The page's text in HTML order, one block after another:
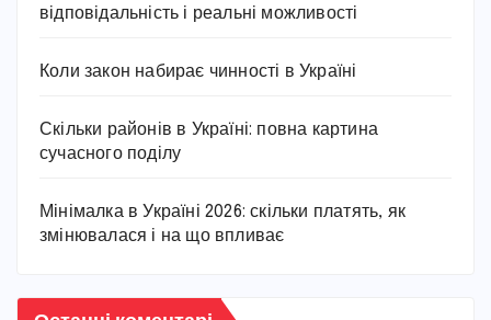
відповідальність і реальні можливості
Коли закон набирає чинності в Україні
Скільки районів в Україні: повна картина
сучасного поділу
Мінімалка в Україні 2026: скільки платять, як
змінювалася і на що впливає